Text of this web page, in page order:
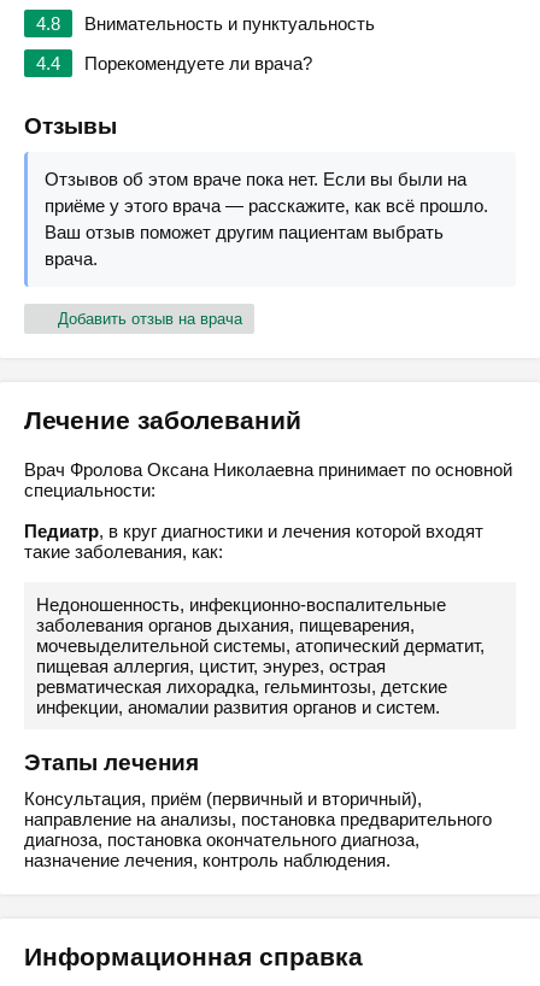
4.8
Внимательность и пунктуальность
4.4
Порекомендуете ли врача?
Отзывы
Отзывов об этом враче пока нет. Если вы были на
приёме у этого врача — расскажите, как всё прошло.
Ваш отзыв поможет другим пациентам выбрать
врача.
Добавить отзыв на врача
Лечение заболеваний
Врач Фролова Оксана Николаевна принимает по основной
специальности:
Педиатр, в круг диагностики и лечения которой входят
такие заболевания, как:
Недоношенность, инфекционно-воспалительные
заболевания органов дыхания, пищеварения,
мочевыделительной системы, атопический дерматит,
пищевая аллергия, цистит, энурез, острая
ревматическая лихорадка, гельминтозы, детские
инфекции, аномалии развития органов и систем.
Этапы лечения
Консультация, приём (первичный и вторичный),
направление на анализы, постановка предварительного
диагноза, постановка окончательного диагноза,
назначение лечения, контроль наблюдения.
Информационная справка